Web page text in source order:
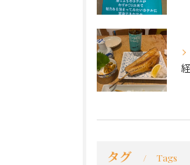
タグ Tags